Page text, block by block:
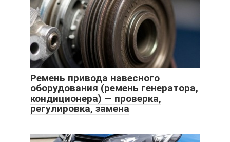
Ремень привода навесного
оборудования (ремень генератора,
кондиционера) — проверка,
регулировка, замена